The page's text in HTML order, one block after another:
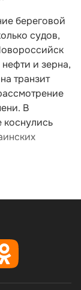
береговой
судов,
и зерна,
транзит
В
коснулись